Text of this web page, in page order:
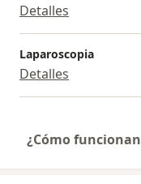
las normas de
con los mas altos
del paciente,
el mejor respaldo
Detalles
Laparoscopia
Detalles
¿Cómo